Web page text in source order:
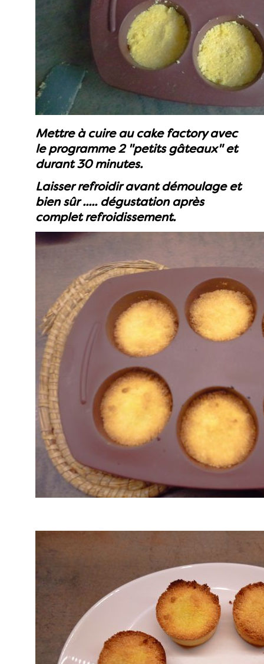
Mettre à cuire au cake factory avec
le programme 2 "petits gâteaux" et
durant 30 minutes.
Laisser refroidir avant démoulage et
bien sûr ..... dégustation après
complet refroidissement.